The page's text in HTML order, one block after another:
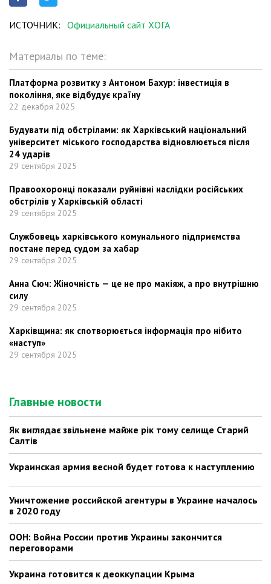
ИСТОЧНИК: Официальный сайт ХОГА
Материалы по теме:
Платформа розвитку з Антоном Бахур: інвестиція в
покоління, яке відбудує країну
22 декабря 2025
Будувати під обстрілами: як Харківський національний
університет міського господарства відновлюється після
24 ударів
29 сентября 2025
Правоохоронці показали руйнівні наслідки російських
обстрілів у Харківській області
29 сентября 2025
Службовець харківського комунального підприємства
постане перед судом за хабар
29 сентября 2025
Анна Сюч: Жіночність — це не про макіяж, а про внутрішню
силу
29 сентября 2025
Харківщина: як спотворюється інформація про нібито
«наступ»
29 сентября 2025
Главные новости
Як виглядає звільнене майже рік тому селище Старий
Салтів
Украинская армия весной будет готова к наступлению
Уничтожение российской агентуры в Украине началось
в 2020 году
ООН: Война России против Украины закончится
переговорами
Украина готовится к деоккупации Крыма